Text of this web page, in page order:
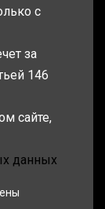
с
за
146
сайте,
данных